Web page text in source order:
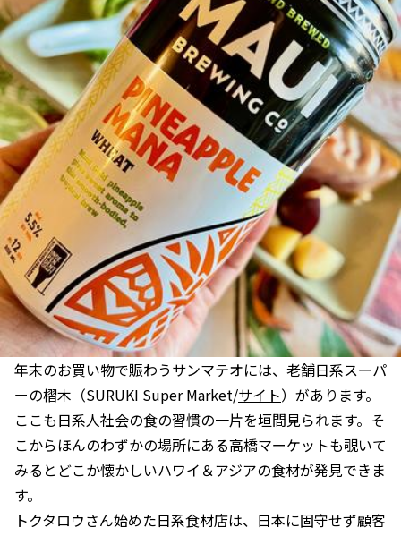
年末のお買い物で賑わうサンマテオには、老舗日系スーパ
ーの槢木（SURUKI Super Market/サイト）があります。
ここも日系人社会の食の習慣の一片を垣間見られます。そ
こからほんのわずかの場所にある高橋マーケットも覗いて
みるとどこか懐かしいハワイ＆アジアの食材が発見できま
す。
トクタロウさん始めた日系食材店は、日本に固守せず顧客